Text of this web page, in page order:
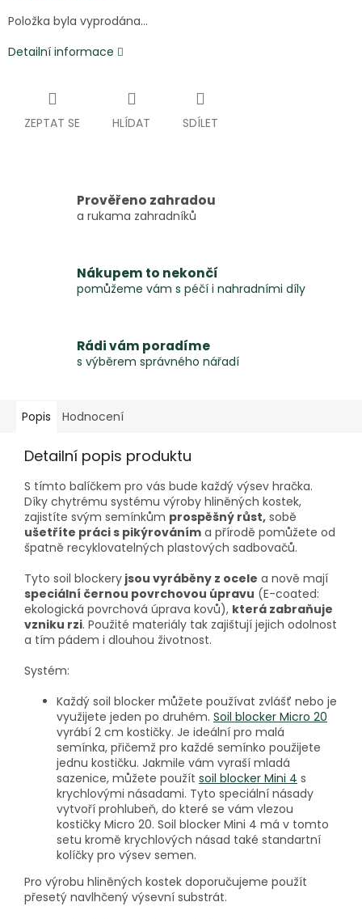
Položka byla vyprodána…
Detailní informace
ZEPTAT SE HLÍDAT SDÍLET
Prověřeno zahradou
a rukama zahradníků
Nákupem to nekončí
pomůžeme vám s péčí i nahradními díly
Rádi vám poradíme
s výběrem správného nářadí
Popis Hodnocení
Detailní popis produktu
S tímto balíčkem pro vás bude každý výsev hračka.
Díky chytrému systému výroby hliněných kostek,
zajistíte svým semínkům prospěšný růst, sobě
ušetříte práci s pikýrováním a přírodě pomůžete od
špatně recyklovatelných plastových sadbovačů.
Tyto soil blockery jsou vyráběny z ocele a nově mají
speciální černou povrchovou úpravu (E-coated:
ekologická povrchová úprava kovů), která zabraňuje
vzniku rzi. Použité materiály tak zajištují jejich odolnost
a tím pádem i dlouhou životnost.
Systém:
Každý soil blocker můžete používat zvlášť nebo je
využijete jeden po druhém. Soil blocker Micro 20
vyrábí 2 cm kostičky. Je ideální pro malá
semínka, přičemž pro každé semínko použijete
jednu kostičku. Jakmile vám vyraší mladá
sazenice, můžete použít soil blocker Mini 4 s
krychlovými násadami. Tyto speciální násady
vytvoří prohlubeň, do které se vám vlezou
kostičky Micro 20. Soil blocker Mini 4 má v tomto
setu kromě krychlových násad také standartní
kolíčky pro výsev semen.
Pro výrobu hliněných kostek doporučujeme použít
přesetý navlhčený výsevní substrát.